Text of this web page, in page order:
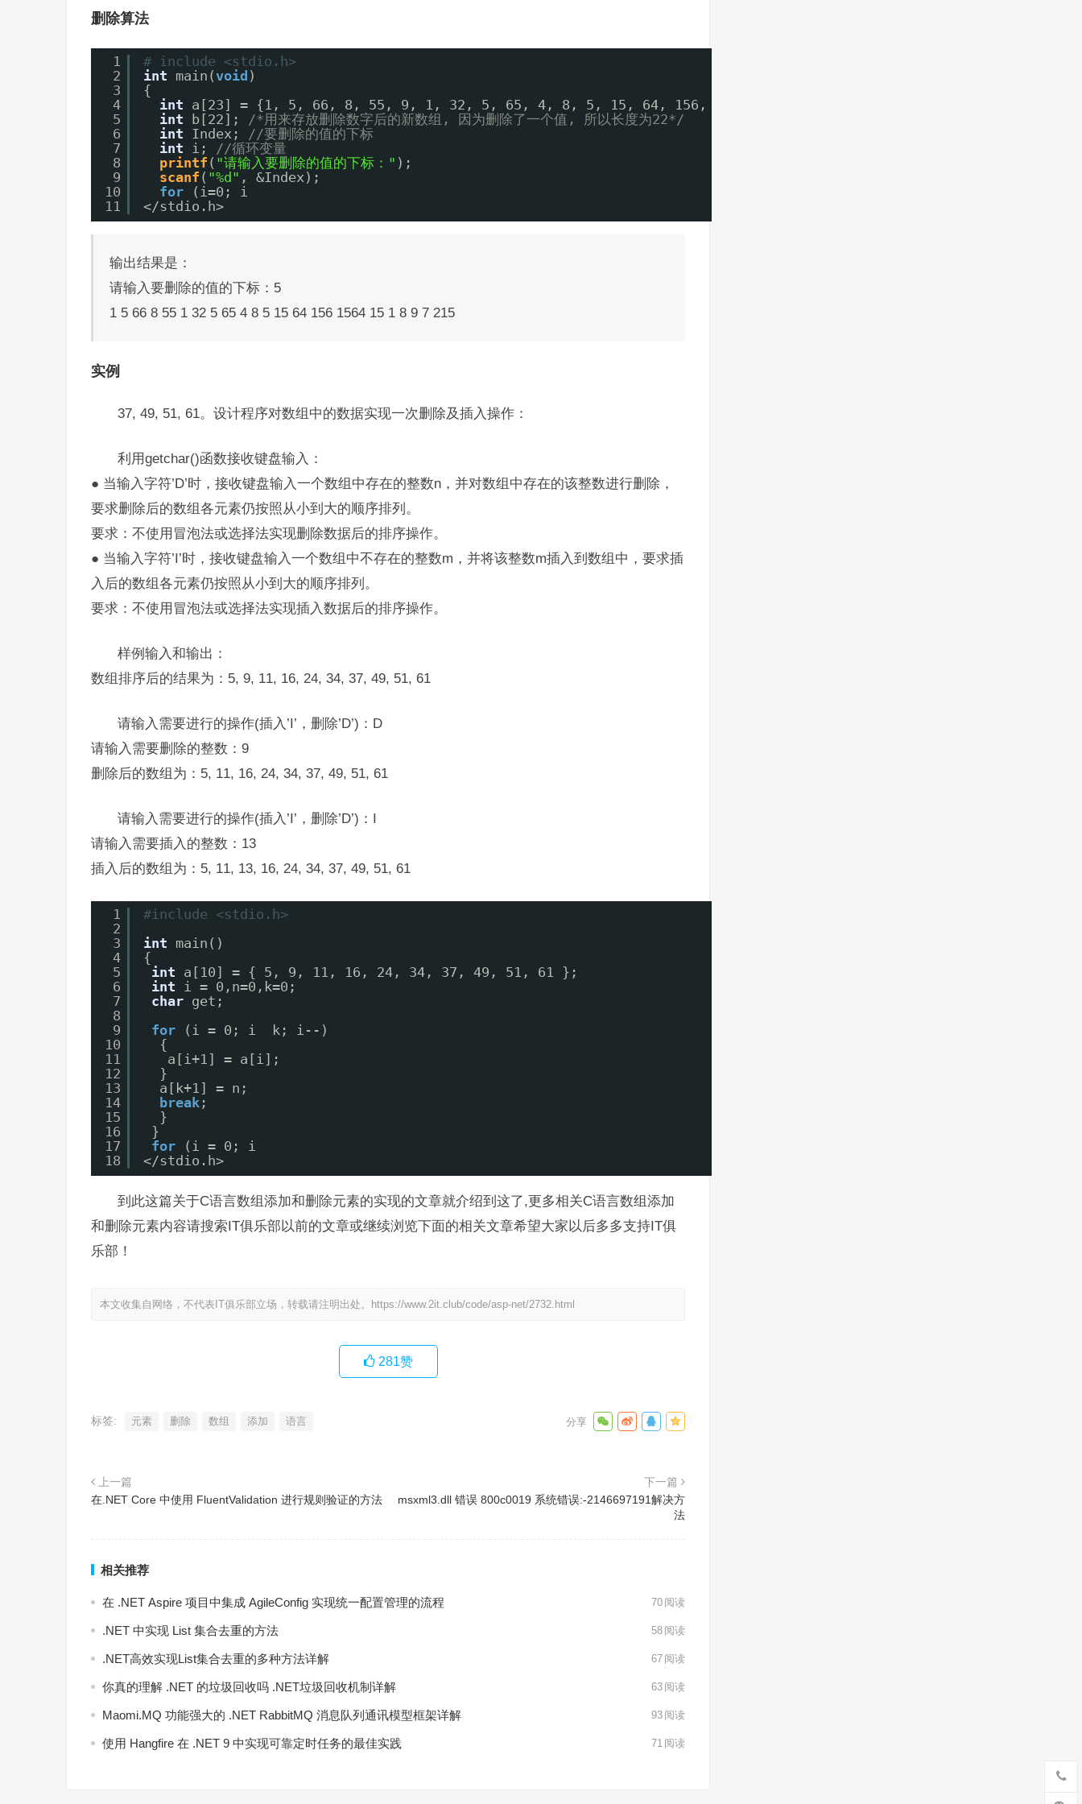
删除算法
1
2
3
4
5
6
7
8
9
10
11
# include <stdio.h>
int
main(void )
{
int
a[23] = {1, 5, 66, 8, 55, 9, 1, 32, 5, 65, 4, 8, 5, 15, 64, 156, 1564, 15, 1, 8, 9, 7, 215};
int
b[22];
/*用来存放删除数字后的新数组, 因为删除了一个值, 所以长度为22*/
int
Index;
//要删除的值的下标
int
i;
//循环变量
printf ( "请输入要删除的值的下标：" );
scanf ( "%d" , &Index);
for
(i=0; i
</stdio.h>
输出结果是：
请输入要删除的值的下标：5
1 5 66 8 55 1 32 5 65 4 8 5 15 64 156 1564 15 1 8 9 7 215
实例
37, 49, 51, 61。设计程序对数组中的数据实现一次删除及插入操作：
利用getchar()函数接收键盘输入：
● 当输入字符’D’时，接收键盘输入一个数组中存在的整数n，并对数组中存在的该整数进行删除，
要求删除后的数组各元素仍按照从小到大的顺序排列。
要求：不使用冒泡法或选择法实现删除数据后的排序操作。
● 当输入字符’I’时，接收键盘输入一个数组中不存在的整数m，并将该整数m插入到数组中，要求插
入后的数组各元素仍按照从小到大的顺序排列。
要求：不使用冒泡法或选择法实现插入数据后的排序操作。
样例输入和输出：
数组排序后的结果为：5, 9, 11, 16, 24, 34, 37, 49, 51, 61
请输入需要进行的操作(插入’I’，删除’D’)：D
请输入需要删除的整数：9
删除后的数组为：5, 11, 16, 24, 34, 37, 49, 51, 61
请输入需要进行的操作(插入’I’，删除’D’)：I
请输入需要插入的整数：13
插入后的数组为：5, 11, 13, 16, 24, 34, 37, 49, 51, 61
1
2
3
4
5
6
7
8
9
10
11
12
13
14
15
16
17
18
#include <stdio.h>
int
main()
{
int
a[10] = { 5, 9, 11, 16, 24, 34, 37, 49, 51, 61 };
int
i = 0,n=0,k=0;
char
get;
for
(i = 0; i  k; i--)
{
a[i+1] = a[i];
}
a[k+1] = n;
break;
}
}
for
(i = 0; i
</stdio.h>
到此这篇关于C语言数组添加和删除元素的实现的文章就介绍到这了,更多相关C语言数组添加
和删除元素内容请搜索IT俱乐部以前的文章或继续浏览下面的相关文章希望大家以后多多支持IT俱
乐部！
本文收集自网络，不代表IT俱乐部立场，转载请注明出处。 https://www.2it.club/code/asp-net/2732.html
281赞
标签: 元素 删除 数组 添加 语言
上一篇
在.NET Core 中使用 FluentValidation 进行规则验证的方法
下一篇
msxml3.dll 错误 800c0019 系统错误:-2146697191解决方
法
相关推荐
在 .NET Aspire 项目中集成 AgileConfig 实现统一配置管理的流程 70 阅读
.NET 中实现 List 集合去重的方法 58 阅读
.NET高效实现List集合去重的多种方法详解 67 阅读
你真的理解 .NET 的垃圾回收吗 .NET垃圾回收机制详解 63 阅读
Maomi.MQ 功能强大的 .NET RabbitMQ 消息队列通讯模型框架详解 93 阅读
使用 Hangfire 在 .NET 9 中实现可靠定时任务的最佳实践 71 阅读